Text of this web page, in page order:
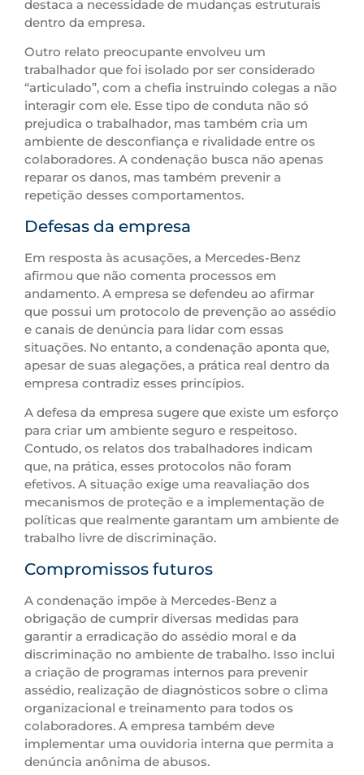
destaca a necessidade de mudanças estruturais
dentro da empresa.
Outro relato preocupante envolveu um
trabalhador que foi isolado por ser considerado
“articulado”, com a chefia instruindo colegas a não
interagir com ele. Esse tipo de conduta não só
prejudica o trabalhador, mas também cria um
ambiente de desconfiança e rivalidade entre os
colaboradores. A condenação busca não apenas
reparar os danos, mas também prevenir a
repetição desses comportamentos.
Defesas da empresa
Em resposta às acusações, a Mercedes-Benz
afirmou que não comenta processos em
andamento. A empresa se defendeu ao afirmar
que possui um protocolo de prevenção ao assédio
e canais de denúncia para lidar com essas
situações. No entanto, a condenação aponta que,
apesar de suas alegações, a prática real dentro da
empresa contradiz esses princípios.
A defesa da empresa sugere que existe um esforço
para criar um ambiente seguro e respeitoso.
Contudo, os relatos dos trabalhadores indicam
que, na prática, esses protocolos não foram
efetivos. A situação exige uma reavaliação dos
mecanismos de proteção e a implementação de
políticas que realmente garantam um ambiente de
trabalho livre de discriminação.
Compromissos futuros
A condenação impõe à Mercedes-Benz a
obrigação de cumprir diversas medidas para
garantir a erradicação do assédio moral e da
discriminação no ambiente de trabalho. Isso inclui
a criação de programas internos para prevenir
assédio, realização de diagnósticos sobre o clima
organizacional e treinamento para todos os
colaboradores. A empresa também deve
implementar uma ouvidoria interna que permita a
denúncia anônima de abusos.